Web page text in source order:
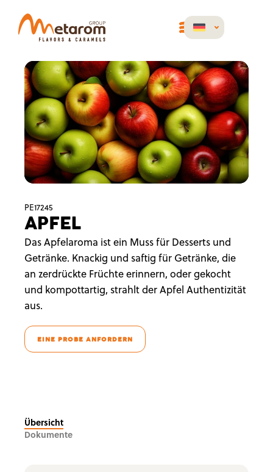
PE17245
APFEL
Das Apfelaroma ist ein Muss für Desserts und
Getränke. Knackig und saftig für Getränke, die
an zerdrückte Früchte erinnern, oder gekocht
und kompottartig, strahlt der Apfel Authentizität
aus.
EINE PROBE ANFORDERN
Übersicht
Dokumente